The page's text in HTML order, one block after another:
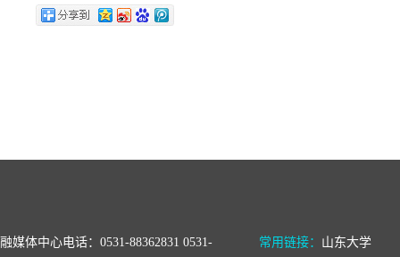
融媒体中心电话：0531-88362831 0531-
常用链接： 山东大学